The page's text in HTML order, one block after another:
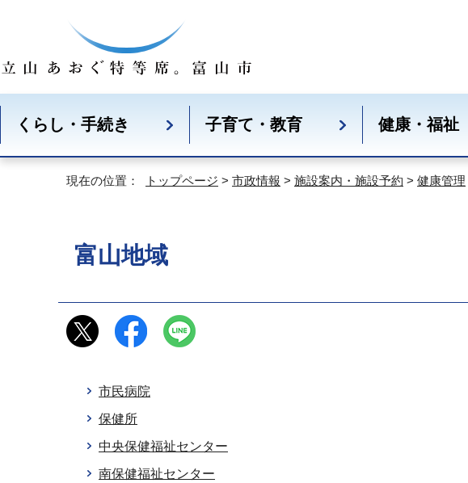
くらし・手続き 子育て・教育 健康・福祉
現在の位置： トップページ > 市政情報 > 施設案内・施設予約 > 健康管理
富山地域
市民病院
保健所
中央保健福祉センター
南保健福祉センター